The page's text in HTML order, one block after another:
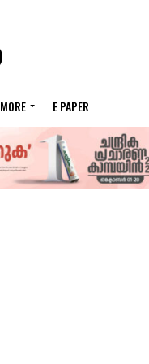
MORE E PAPER